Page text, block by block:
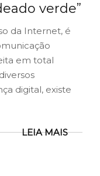
verde”
da Internet, é
em total
digital, existe
LEIA MAIS